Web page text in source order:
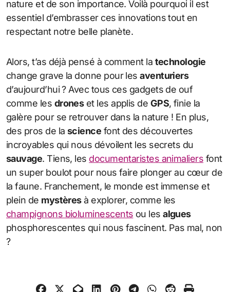
nature et de son importance. Voilà pourquoi il est
essentiel d’embrasser ces innovations tout en
respectant notre belle planète.
Alors, t’as déjà pensé à comment la technologie
change grave la donne pour lesaventuriers
d’aujourd’hui ? Avec tous ces gadgets de ouf
comme les droneset les applis de GPS, finie la
galère pour se retrouver dans la nature ! En plus,
des pros de la science font des découvertes
incroyables qui nous dévoilent les secrets du
sauvage. Tiens, les documentaristes animaliers font
un super boulot pour nous faire plonger au cœur de
la faune. Franchement, le monde est immense et
plein de mystèresà explorer, comme les
champignons bioluminescents ou lesalgues
phosphorescentes qui nous fascinent. Pas mal, non
?